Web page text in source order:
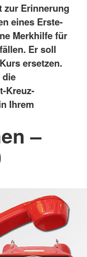
zur Erinnerung
eines Erste-
Merkhilfe für
Er soll
ersetzen.
die
Kreuz-
Ihrem
–